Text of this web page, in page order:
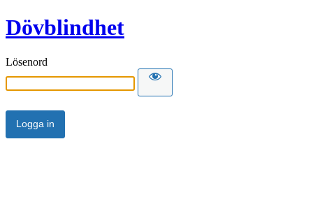
Dövblindhet
Lösenord